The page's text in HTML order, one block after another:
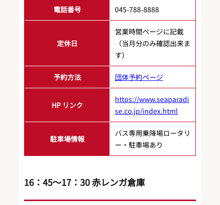
電話番号 045-788-8888
定休日
営業時間ページに記載
（当月分のみ確認出来ま
す）
予約方法 団体予約ページ
HP リンク
https://www.seaparadi
se.co.jp/index.html
駐車場情報
バス専用乗降場ロータリ
ー・駐車場あり
16：45～17：30 赤レンガ倉庫